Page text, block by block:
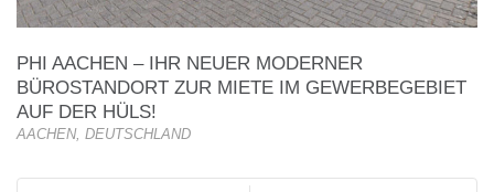
PHI AACHEN – IHR NEUER MODERNER
BÜROSTANDORT ZUR MIETE IM GEWERBEGEBIET
AUF DER HÜLS!
AACHEN, DEUTSCHLAND